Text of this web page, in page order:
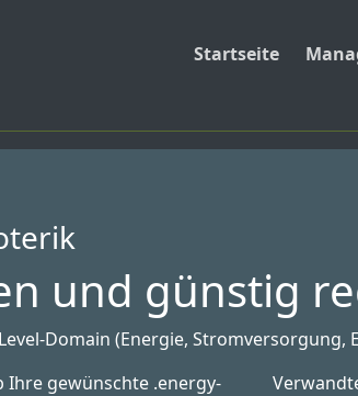
Startseite
und günstig
Domain (Energie, Stromversorgung,
Ihre gewünschte .energy-